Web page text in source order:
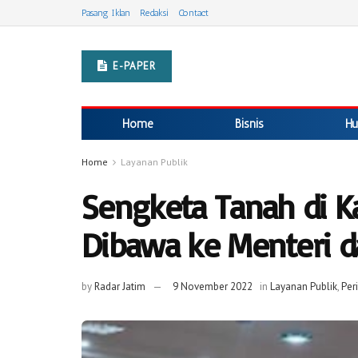
Pasang Iklan Redaksi Contact
E-PAPER
Home Bisnis
Home Layanan Publik
Sengketa Tanah di
Dibawa ke Menteri
byRadar Jatim 9 November 2022 in Layanan Publik,